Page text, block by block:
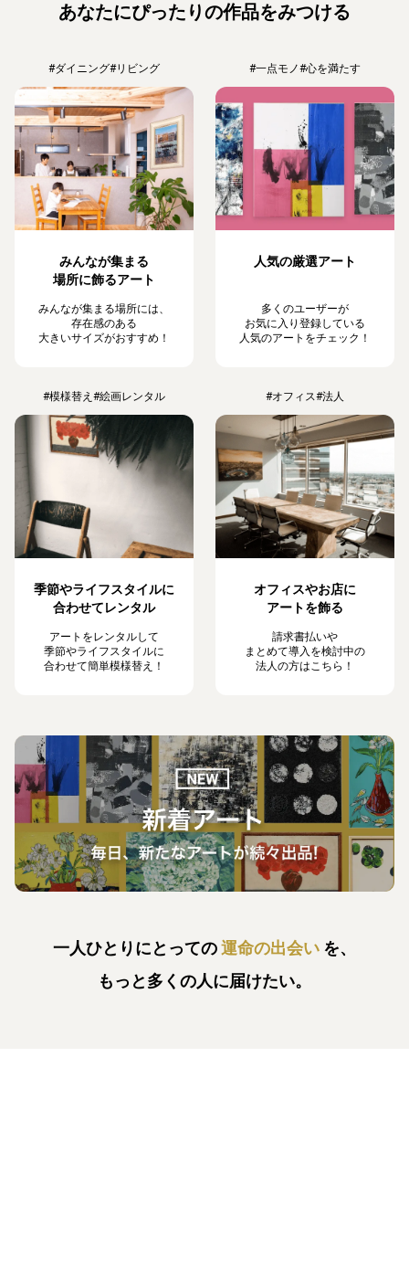
あなたにぴったりの作品をみつける
#ダイニング#リビング
みんなが集まる
場所に飾るアート
みんなが集まる場所には、
存在感のある
大きいサイズがおすすめ！
#一点モノ#心を満たす
人気の厳選アート
多くのユーザーが
お気に入り登録している
人気のアートをチェック！
#模様替え #絵画レンタル
季節やライフスタイルに
合わせてレンタル
アートをレンタルして
季節やライフスタイルに
合わせて簡単模様替え！
#オフィス#法人
オフィスやお店に
アートを飾る
請求書払いや
まとめて導入を検討中の
法人の方はこちら！
一人ひとりにとっての運命の出会い を、
もっと多くの人に届けたい。